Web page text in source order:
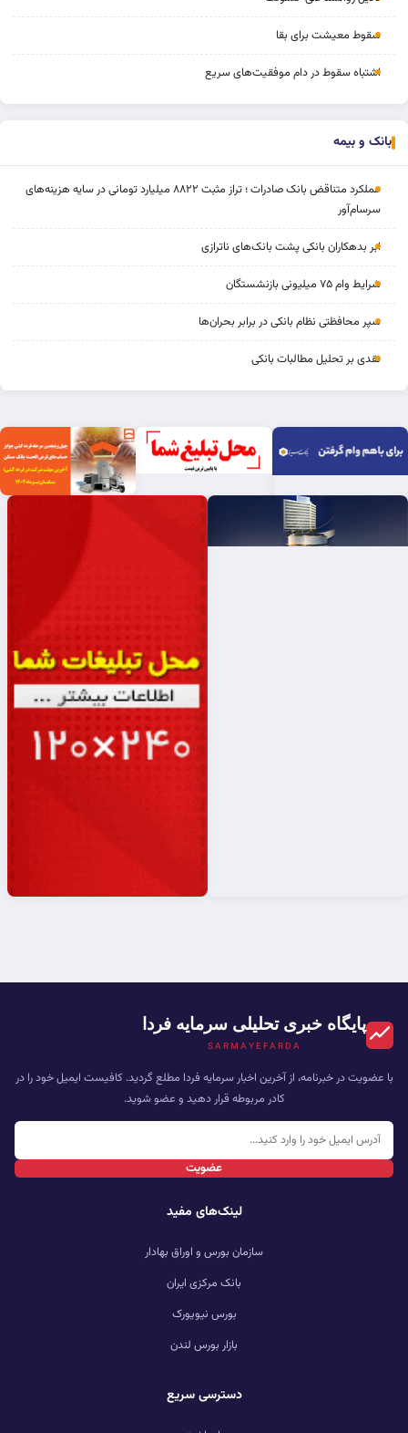
سقوط معیشت برای بقا
اشتباه سقوط در دام موفقیت‌های سریع
بانک و بیمه
عملکرد متناقض بانک صادرات ؛ تراز مثبت ۸۸۲۲ میلیارد تومانی در سایه هزینه‌های
سرسام‌آور
ابر بدهکاران بانکی پشت بانک‌های ناترازی
شرایط وام ۷۵ میلیونی بازنشستگان
سپر محافظتی نظام بانکی در برابر بحران‌ها
نقدی بر تحلیل مطالبات بانکی
پایگاه خبری تحلیلی سرمایه فردا
SARMAYEFARDA
با عضویت در خبرنامه، از آخرین اخبار سرمایه فردا مطلع گردید. کافیست ایمیل خود را در
کادر مربوطه قرار دهید و عضو شوید.
عضویت
لینک‌های مفید
سازمان بورس و اوراق بهادار
بانک مرکزی ایران
بورس نیویورک
بازار بورس لندن
دسترسی سریع